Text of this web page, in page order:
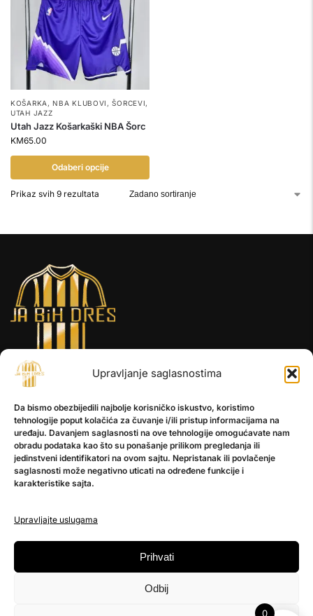
Upravljanje saglasnostima
Da bismo obezbijedili najbolje korisničko iskustvo, koristimo
tehnologije poput kolačića za čuvanje i/ili pristup informacijama na
uređaju. Davanjem saglasnosti na ove tehnologije omogućavate nam
obradu podataka kao što su ponašanje prilikom pregledanja ili
jedinstveni identifikatori na ovom sajtu. Nepristanak ili povlačenje
saglasnosti može negativno uticati na određene funkcije i
karakteristike sajta.
Upravljajte uslugama
Prihvati
Odbij
KOŠARKA ,NBA KLUBOVI ,ŠORCEVI,
UTAH JAZZ
Utah Jazz Košarkaški NBA Šorc
KM65.00
Odaberi opcije
Prikaz svih 9 rezultata
INFORMACIJE
O nama
Kontakt
POMOĆ
Politika privatnosti
PRATITE NAS
Instagram
0